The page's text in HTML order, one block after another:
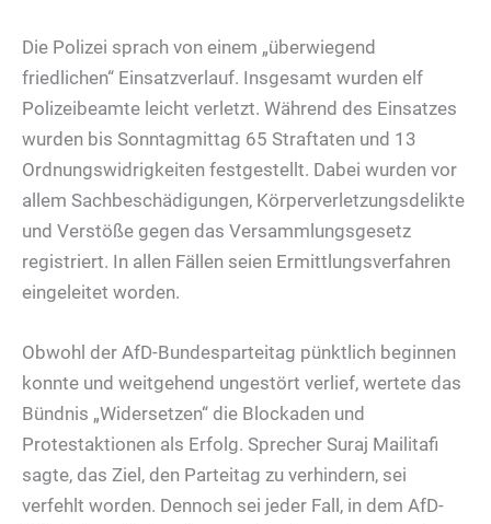
Die Polizei sprach von einem „überwiegend
friedlichen“ Einsatzverlauf. Insgesamt wurden elf
Polizeibeamte leicht verletzt. Während des Einsatzes
wurden bis Sonntagmittag 65 Straftaten und 13
Ordnungswidrigkeiten festgestellt. Dabei wurden vor
allem Sachbeschädigungen, Körperverletzungsdelikte
und Verstöße gegen das Versammlungsgesetz
registriert. In allen Fällen seien Ermittlungsverfahren
eingeleitet worden.
Obwohl der AfD-Bundesparteitag pünktlich beginnen
konnte und weitgehend ungestört verlief, wertete das
Bündnis „Widersetzen“ die Blockaden und
Protestaktionen als Erfolg. Sprecher Suraj Mailitafi
sagte, das Ziel, den Parteitag zu verhindern, sei
verfehlt worden. Dennoch sei jeder Fall, in dem AfD-